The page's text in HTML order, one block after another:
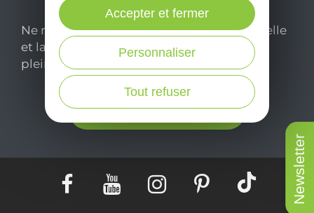
Newsletter
Ne manquez pas notre newsletter mensuelle
et laissez-vous inspirer pour profiter
pleinement de votre séjour en Aveyron.
Je m'abonne ici
Tout refuser
Personnaliser
Accepter et fermer